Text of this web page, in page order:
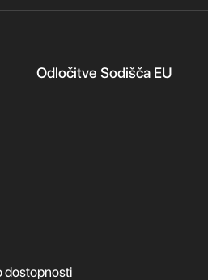
Odločitve Sodišča EU
dostopnosti